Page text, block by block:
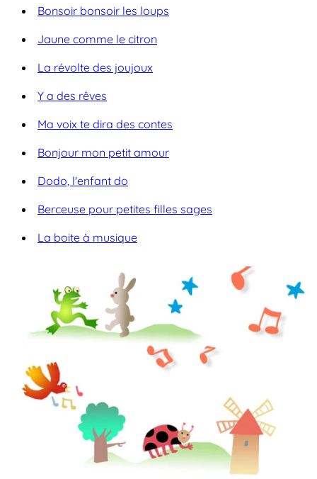
Bonsoir bonsoir les loups
Jaune comme le citron
La révolte des joujoux
Y a des rêves
Ma voix te dira des contes
Bonjour mon petit amour
Dodo, l'enfant do
Berceuse pour petites filles sages
La boite à musique